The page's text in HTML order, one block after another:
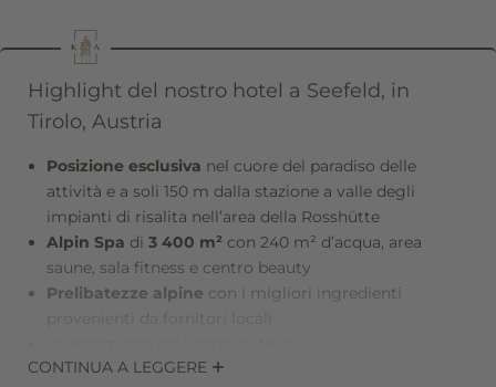
Highlight del nostro hotel a Seefeld, in
Tirolo, Austria
Posizione esclusiva nel cuore del paradiso delle
attività e a soli 150 m dalla stazione a valle degli
impianti di risalita nell’area della Rosshütte
Alpin Spa di 3 400 m²con 240 m² d’acqua, area
saune, sala fitness e centro beauty
Prelibatezze alpine con i migliori ingredienti
Seefeld: escursioni, golf, sci, corsa, mountain bike e
CONTINUA A LEGGERE